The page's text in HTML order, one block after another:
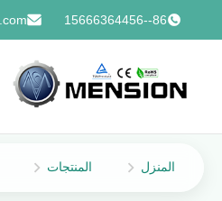
86--15666364456
المنزل المنتجات